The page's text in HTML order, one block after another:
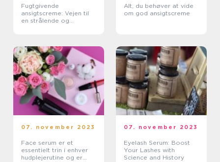
Fugtgivende
ansigtscreme: Vejen til
en strålende og
Alt, du behøver at vide
om god ansigtscreme
07. november 2023
Face serum er et
essentielt trin i enhver
hudplejerutine og er
07. november 2023
Eyelash Serum: Boost
Your Lashes with
Science and History